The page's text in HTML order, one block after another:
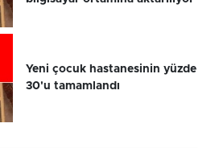
Yeni çocuk hastanesinin yüzde
30'u tamamlandı